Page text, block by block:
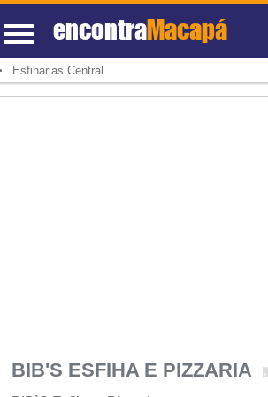
encontraMacapá
Esfiharias Central
BIB'S ESFIHA E PIZZARIA